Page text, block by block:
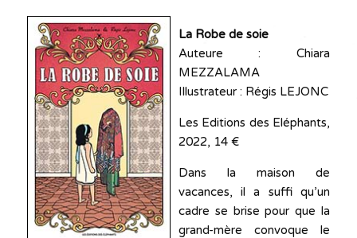
La Robe de soie
Auteure : Chiara
MEZZALAMA
Illustrateur : Régis LEJONC
Les Editions des Eléphants,
2022, 14 €
Dans la maison de
vacances, il a suffi qu’un
cadre se brise pour que la
grand-mère convoque le